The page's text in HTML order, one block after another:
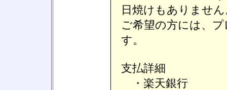
日焼けもありませ
ご希望の方には、
す。
支払詳細
・楽天銀行